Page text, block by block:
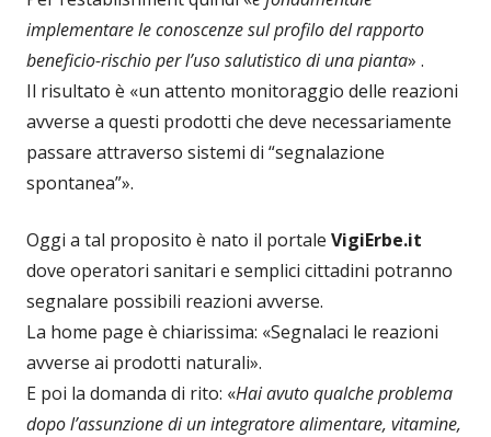
implementare le conoscenze sul profilo del rapporto
beneficio-rischio per l’uso salutistico di una pianta» .
Il risultato è «un attento monitoraggio delle reazioni
avverse a questi prodotti che deve necessariamente
passare attraverso sistemi di “segnalazione
spontanea”».
Oggi a tal proposito è nato il portale VigiErbe.it
dove operatori sanitari e semplici cittadini potranno
segnalare possibili reazioni avverse.
La home page è chiarissima: «Segnalaci le reazioni
avverse ai prodotti naturali».
E poi la domanda di rito: «Hai avuto qualche problema
dopo l’assunzione di un integratore alimentare, vitamine,